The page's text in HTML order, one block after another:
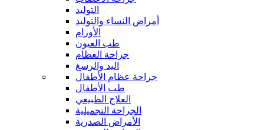
التوليد
أمراض النساء والتوليد
الأورام
طب العيون
جراحة العظام
اليد والرسغ
جراحة عظام الأطفال
طب الأطفال
العلاج الطبيعي
الجراحة التجميلية
الأمراض الصدرية